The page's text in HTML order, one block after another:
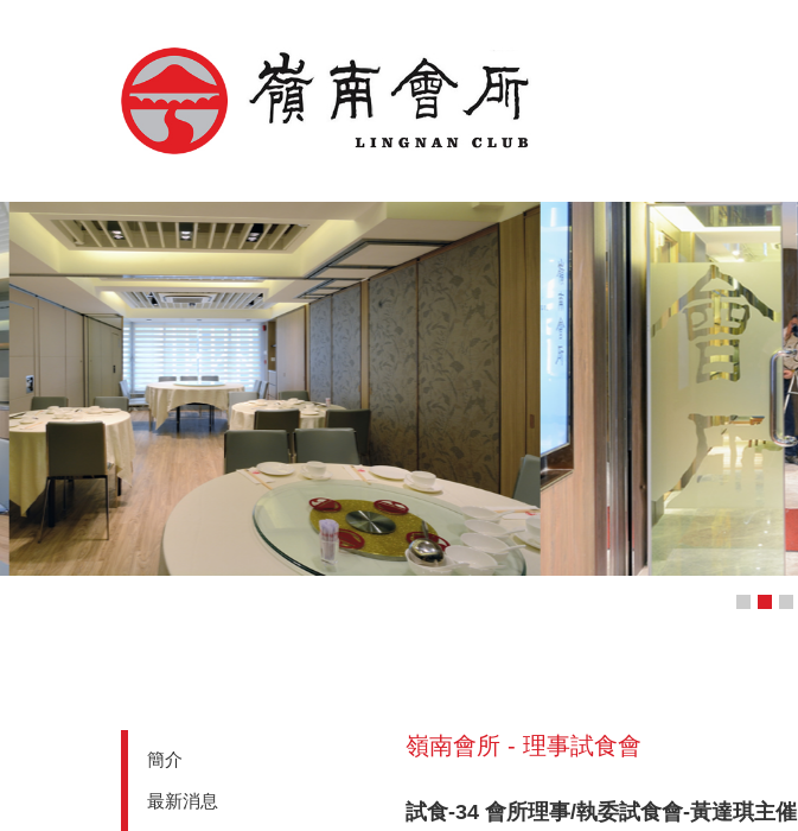
簡介
最新消息
嶺南會所 - 理事試食會
試食-34 會所理事/執委試食會-黃達琪主催